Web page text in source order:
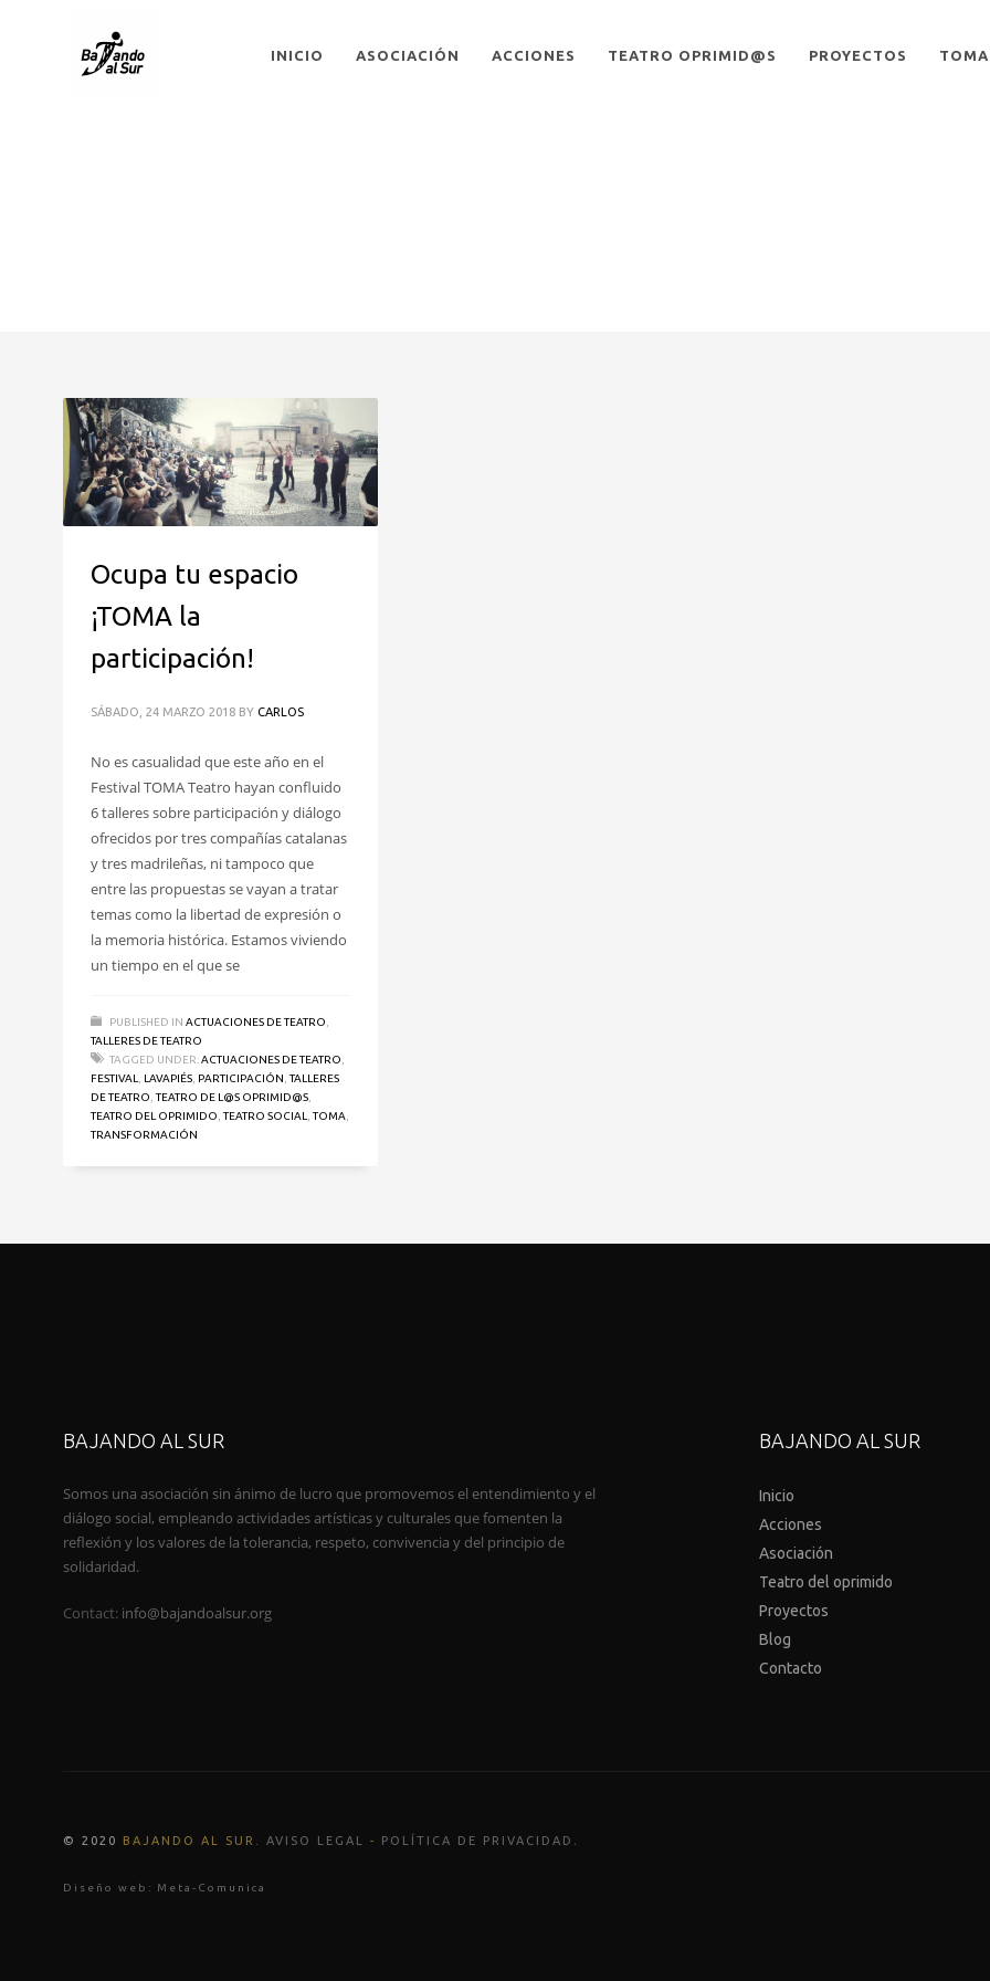
INICIO ASOCIACIÓN ACCIONES TEATRO OPRIMID@S PROYECTOS
Ocupa tu espacio
¡TOMA la
participación!
SÁBADO, 24 MARZO 2018 BY CARLOS
No es casualidad que este año en el
Festival TOMA Teatro hayan confluido
6 talleres sobre participación y diálogo
ofrecidos por tres compañías catalanas
y tres madrileñas, ni tampoco que
entre las propuestas se vayan a tratar
temas como la libertad de expresión o
la memoria histórica. Estamos viviendo
un tiempo en el que se
PUBLISHED IN ACTUACIONES DE TEATRO,
TALLERES DE TEATRO
TAGGED UNDER:ACTUACIONES DE TEATRO,
FESTIVAL, LAVAPIÉS, PARTICIPACIÓN,TALLERES
DE TEATRO,TEATRO DE L@S OPRIMID@S,
TEATRO DEL OPRIMIDO,TEATRO SOCIAL,TOMA,
TRANSFORMACIÓN
BAJANDO AL SUR
Somos una asociación sin ánimo de lucro que promovemos el entendimiento y el
diálogo social, empleando actividades artísticas y culturales que fomenten la
reflexión y los valores de la tolerancia, respeto, convivencia y del principio de
solidaridad.
Contact: info@bajandoalsur.org
BAJANDO AL SUR
Inicio
Acciones
Asociación
Teatro del oprimido
Proyectos
Blog
Contacto
© 2020 BAJANDO AL SUR AVISO LEGAL - POLÍTICA DE PRIVACIDAD .
Diseño web: Meta-Comunica